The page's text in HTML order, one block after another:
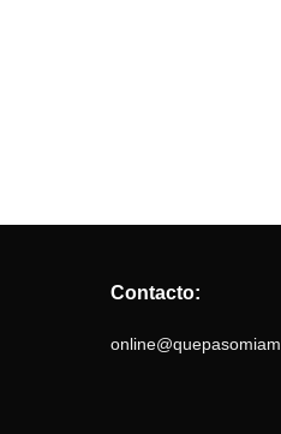
Contacto: